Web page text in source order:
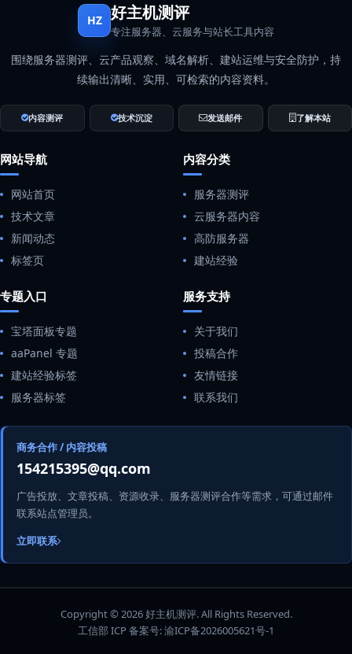
HZ 好主机测评
专注服务器、云服务与站长工具内容
围绕服务器测评、云产品观察、域名解析、建站运维与安全防护，持
续输出清晰、实用、可检索的内容资料。
内容测评 技术沉淀 发送邮件 了解本站
网站导航
网站首页
技术文章
新闻动态
标签页
内容分类
服务器测评
云服务器内容
高防服务器
建站经验
专题入口
宝塔面板专题
aaPanel 专题
建站经验标签
服务器标签
服务支持
关于我们
投稿合作
友情链接
联系我们
商务合作 / 内容投稿
154215395@qq.com
广告投放、文章投稿、资源收录、服务器测评合作等需求，可通过邮件
联系站点管理员。
立即联系
Copyright © 2026 好主机测评. All Rights Reserved.
工信部 ICP 备案号:渝ICP备2026005621号-1